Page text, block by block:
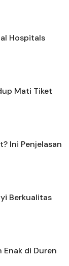
Hospitals
Mati Tiket
Ini Penjelasan
Berkualitas
Enak di Duren